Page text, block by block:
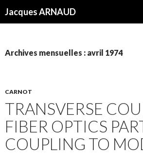
Jacques ARNAUD
Archives mensuelles : avril 1974
CARNOT
TRANSVERSE
FIBER OPTICS
COUPLING TO